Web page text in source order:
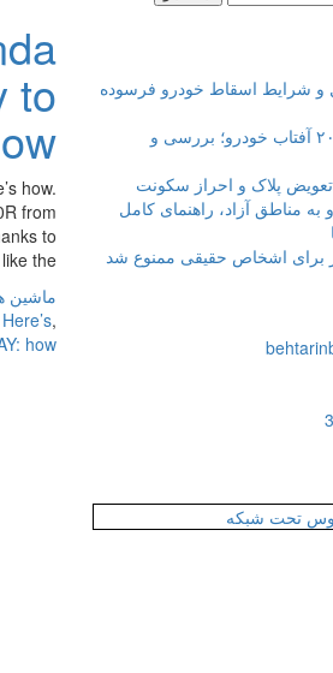
to
how.
from
to
the […]
ماشین
,
how.
و شرایط اسقاط خودرو فرسوده
مزدا CX-30 مدل ۲۰۲۴ آفتاب خودرو؛ بررسی و
پلاک و احراز سکونت
مناطق آزاد، راهنمای کامل
برای اشخاص حقیقی ممنوع شد
تحت شبکه